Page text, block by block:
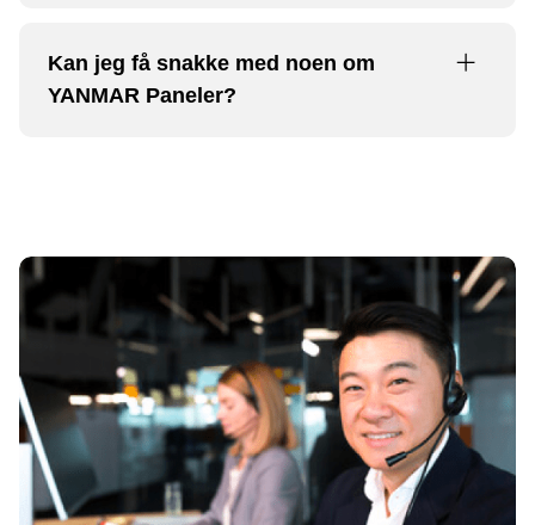
Kan jeg få snakke med noen om
YANMAR Paneler?